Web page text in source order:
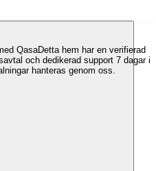
QasaDetta hem har en verifierad
och dedikerad support 7 dagar i
hanteras genom oss.